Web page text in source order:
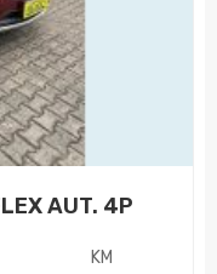
AUT. 4P
KM